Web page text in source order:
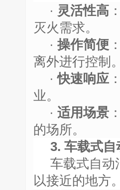
· 灵活性高
灭火需求。
· 操作简便
离外进行控制
·快速响应
业。
· 适用场景
的场所。
3. 车载式
车载式自动
以接近的地方